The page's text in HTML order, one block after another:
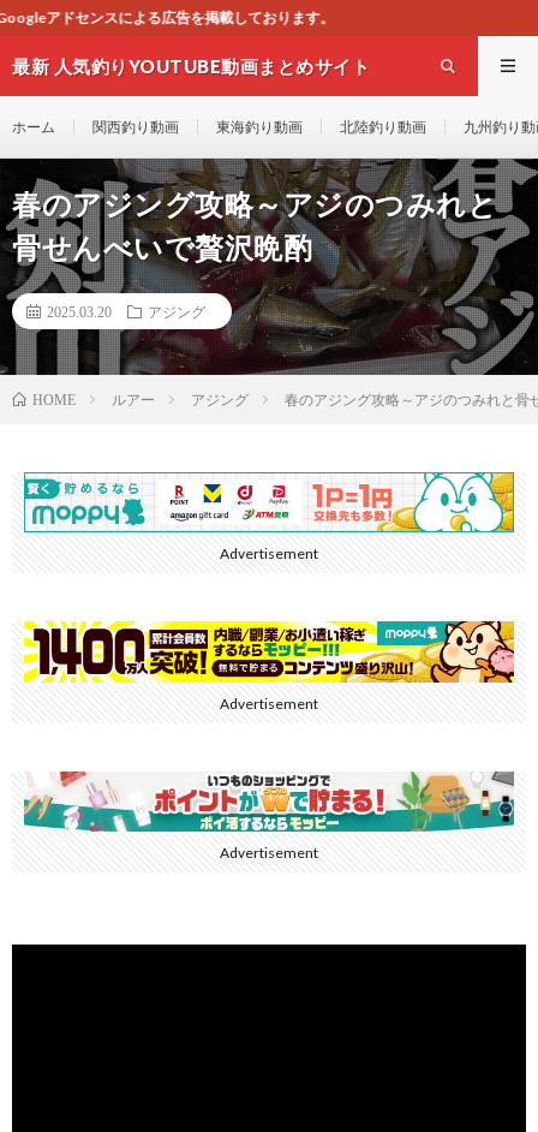
しております。
最新 人気釣りYOUTUBE動画まとめサイト
ホーム 関西釣り動画 東海釣り動画 北陸釣り動画 九州釣り
春のアジング攻略～アジのつみれと
骨せんべいで贅沢晩酌
2025.03.20 アジング
HOME ルアー アジング 春のアジング攻略～アジのつみれと骨
Advertisement
Advertisement
Advertisement